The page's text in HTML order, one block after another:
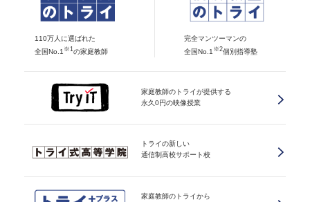
110万人に選ばれた
全国No.1 ※1 の家庭教師
完全マンツーマンの
全国No.1 ※2個別指導塾
家庭教師のトライが提供する
永久0円の映像授業
トライの新しい
通信制高校サポート校
家庭教師のトライから